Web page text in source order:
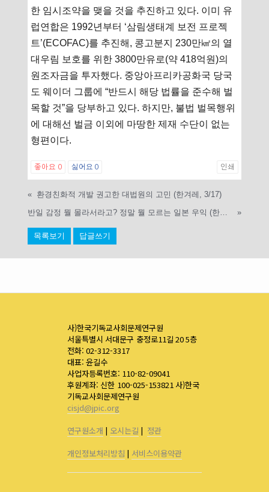
한 임시조약을 맺을 것을 추진하고 있다. 이미 유
럽연합은 1992년부터 ‘삼림생태계 보전 프로젝
트’(ECOFAC)를 추진해, 콩고분지 230만㎢의 열
대우림 보호를 위한 3800만유로(약 418억원)의
원조자금을 투자했다. 중앙아프리카공화국 당국
도 웨이더 그룹에 “반드시 해당 법률을 준수해 벌
목할 것”을 당부하고 있다. 하지만, 불법 벌목행위
에 대해선 벌금 이외에 마땅한 제재 수단이 없는
형편이다.
좋아요 0 싫어요 0 인쇄
« 환경친화적 개발 권고한 대법원의 고민 (한겨레, 3/17)
»
목록보기 답글쓰기
사)한국기독교사회문제연구원
서울특별시 서대문구 충정로11길 20 5층
전화: 02-312-3317
대표: 윤길수
사업자등록번호: 110-82-09041
후원계좌: 신한 100-025-153821 사)한국
기독교사회문제연구원
cisjd@jpic.org
연구원소개 | 오시는길 | 정관
개인정보처리방침 | 서비스이용약관